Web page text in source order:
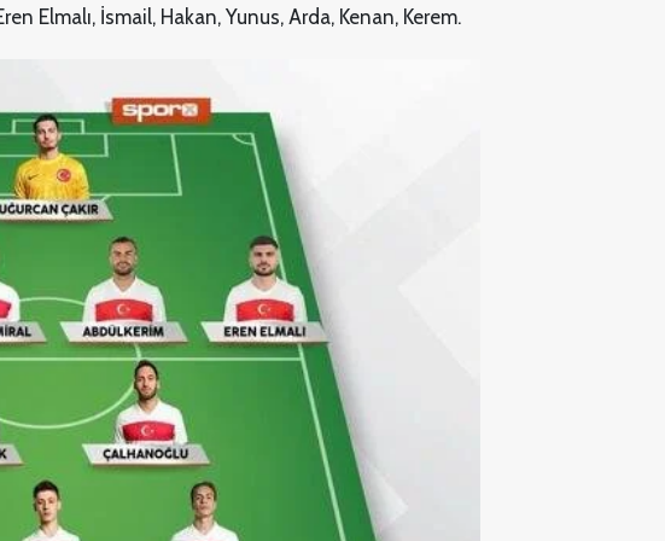
Elmalı, İsmail, Hakan, Yunus, Arda, Kenan, Kerem.